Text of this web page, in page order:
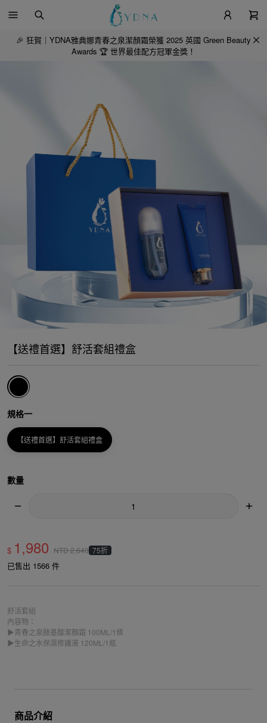
🎉 狂賀｜YDNA雅典娜青春之泉潔顏霜榮獲 2025 英國 Green Beauty
Awards 🏆 世界最佳配方冠軍金獎！
【送禮首選】舒活套組禮盒
規格一
【送禮首選】舒活套組禮盒
數量
$ 1,980 NTD2,640 75折
已售出 1566 件
舒活套組
內容物：
▶青春之泉胺基酸潔顏霜 100ML/1條
▶生命之水保濕修護液 120ML/1瓶
商品介紹